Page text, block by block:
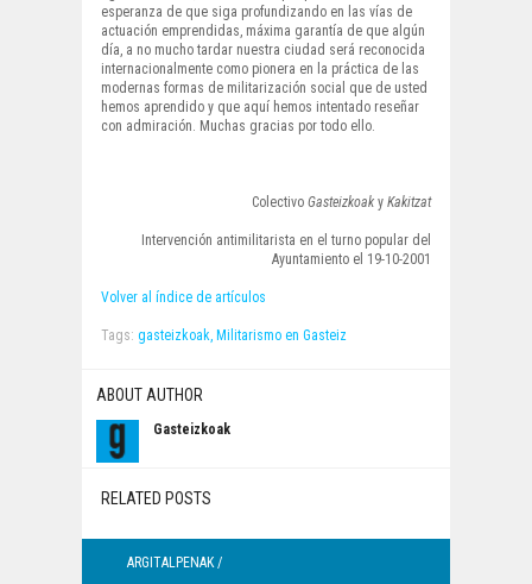
esperanza de que siga profundizando en las vías de
actuación emprendidas, máxima garantía de que algún
día, a no mucho tardar nuestra ciudad será reconocida
internacionalmente como pionera en la práctica de las
modernas formas de militarización social que de usted
hemos aprendido y que aquí hemos intentado reseñar
con admiración. Muchas gracias por todo ello.
Colectivo Gasteizkoak y Kakitzat
Intervención antimilitarista en el turno popular del
Ayuntamiento el 19-10-2001
Volver al índice de artículos
Tags: gasteizkoak, Militarismo en Gasteiz
ABOUT AUTHOR
Gasteizkoak
RELATED POSTS
ARGITALPENAK /